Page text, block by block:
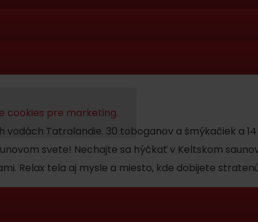
Voda, sneh a
Nájdi ho s
a procedúr
celý čas
Tradičná thajská masáž v Bešeňovej-
cookies pre marketing.
Tatralandie. 30 toboganov a šmýkačiek a
svete! Nechajte sa hýčkať v Keltskom
Relax tela aj mysle a miesto, kde dobijete